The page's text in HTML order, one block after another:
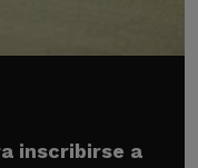
inscribirse a